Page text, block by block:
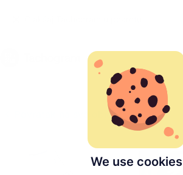
We use cookies
Povratak na sve objave